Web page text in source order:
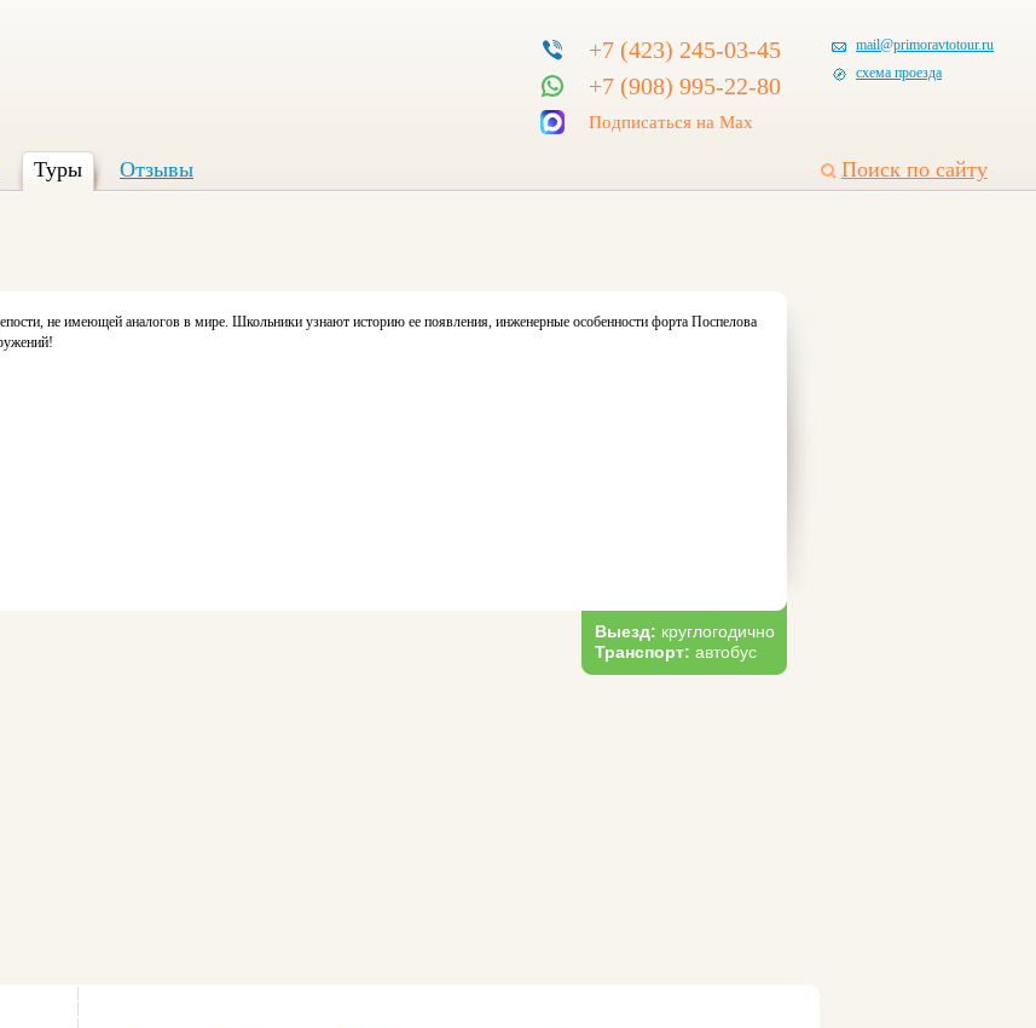
+7 (423) 245-03-45
+7 (908) 995-22-80
Подписаться на Max
mail@primoravtotour.ru
схема проезда
Поиск по сайту
Туры Отзывы
не имеющей аналогов в мире. Школьники узнают историю ее появления, инженерные особенности форта Поспелова
Выезд: круглогодично
Транспорт: автобус